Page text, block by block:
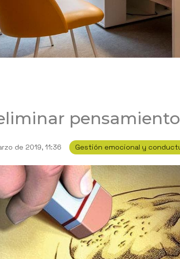
de 2019, 11:36 Gestión emocional y